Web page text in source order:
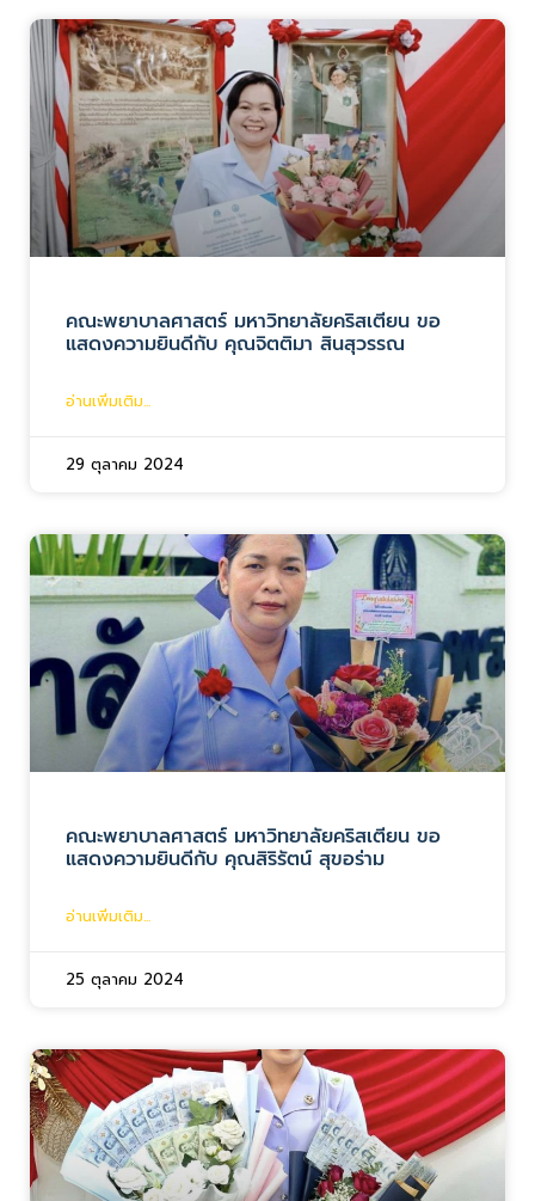
คณะพยาบาลศาสตร์ มหาวิทยาลัยคริสเตียน ขอ
แสดงความยินดีกับ คุณจิตติมา สินสุวรรณ
อ่านเพิ่มเติม...
29 ตุลาคม 2024
คณะพยาบาลศาสตร์ มหาวิทยาลัยคริสเตียน ขอ
แสดงความยินดีกับ คุณสิริรัตน์ สุขอร่าม
อ่านเพิ่มเติม...
25 ตุลาคม 2024